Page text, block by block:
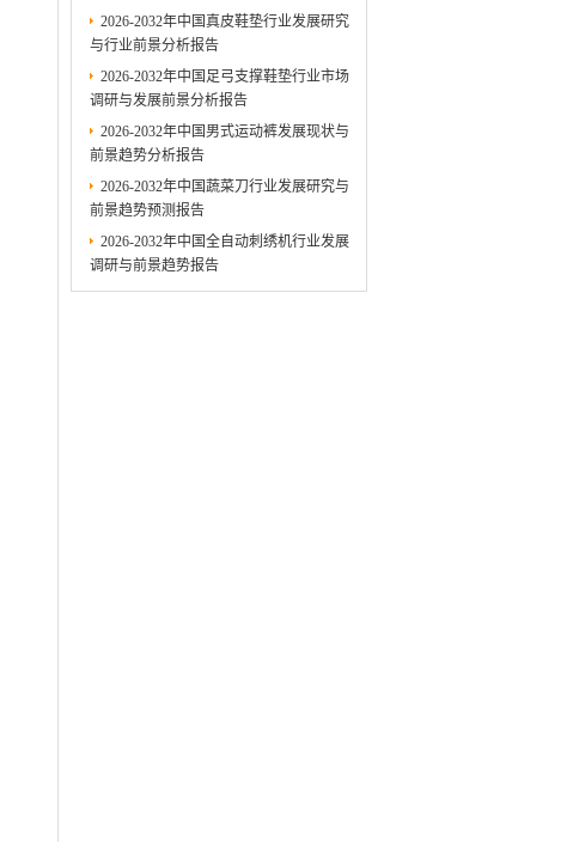
2026-2032年中国真皮鞋垫行业发展研究
与行业前景分析报告
2026-2032年中国足弓支撑鞋垫行业市场
调研与发展前景分析报告
2026-2032年中国男式运动裤发展现状与
前景趋势分析报告
2026-2032年中国蔬菜刀行业发展研究与
前景趋势预测报告
2026-2032年中国全自动刺绣机行业发展
调研与前景趋势报告